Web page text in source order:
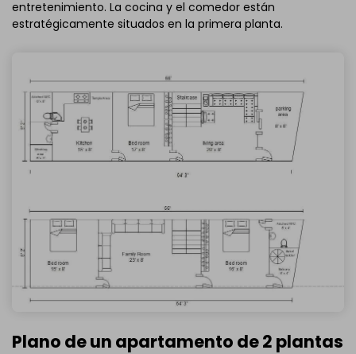
entretenimiento. La cocina y el comedor están
estratégicamente situados en la primera planta.
Plano de un apartamento de 2 plantas